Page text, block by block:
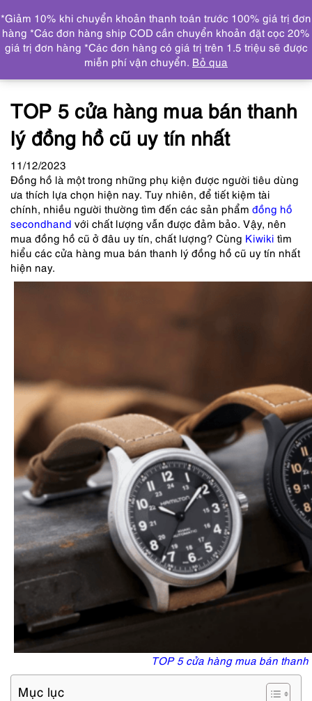
DANH MỤC
Trang chủ Tin tức
TOP 5 cửa hàng mua bán thanh lý
đồng hồ cũ uy tín nhất
TOP 5 cửa hàng mua bán thanh
lý đồng hồ cũ uy tín nhất
11/12/2023
Đồng hồ là một trong những phụ kiện được người tiêu dùng
ưa thích lựa chọn hiện nay. Tuy nhiên, để tiết kiệm tài
chính, nhiều người thường tìm đến các sản phẩm đồng hồ
secondhand với chất lượng vẫn được đảm bảo. Vậy, nên
mua đồng hồ cũ ở đâu uy tín, chất lượng? Cùng Kiwiki tìm
hiểu các cửa hàng mua bán thanh lý đồng hồ cũ uy tín nhất
hiện nay.
TOP 5 cửa hàng mua bán
Mục lục
*Giảm 10% khi chuyển khoản thanh toán trước 100% giá trị đơn
hàng *Các đơn hàng ship COD cần chuyển khoản đặt cọc 20%
giá trị đơn hàng *Các đơn hàng có giá trị trên 1.5 triệu sẽ được
miễn phí vận chuyển. Bỏ qua